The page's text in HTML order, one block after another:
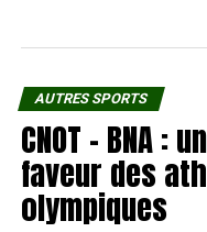
AUTRES SPORTS
CNOT – BNA :
faveur des
olympiques